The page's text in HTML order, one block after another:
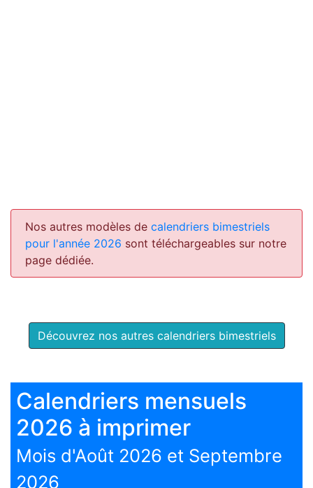
Nos autres modèles de calendriers bimestriels
pour l'année 2026 sont téléchargeables sur notre
page dédiée.
Découvrez nos autres calendriers bimestriels
Calendriers mensuels
2026 à imprimer
Mois d'Août 2026 et Septembre
2026